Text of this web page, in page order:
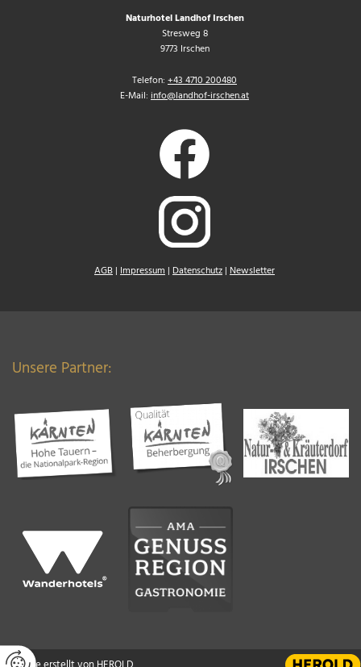
Naturhotel Landhof Irschen
Stresweg 8
9773 Irschen
Telefon: +43 4710 200480
E-Mail: info@landhof-irschen.at
AGB | Impressum | Datenschutz | Newsletter
Unsere Partner: